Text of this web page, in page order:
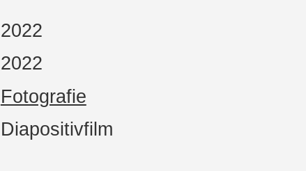
2022
2022
Fotografie
Diapositivfilm